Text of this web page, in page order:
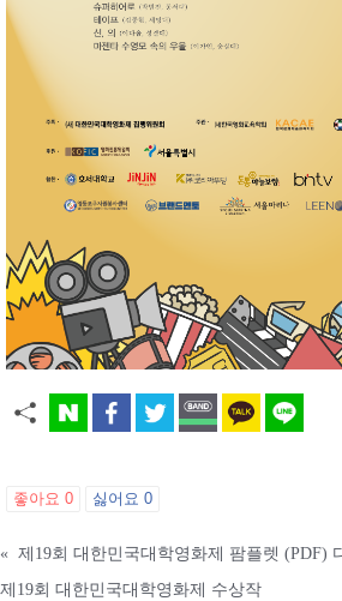
좋아요 0 싫어요 0
« 제19회 대한민국대학영화제 팜플렛 (PDF)
제19회 대한민국대학영화제 수상작